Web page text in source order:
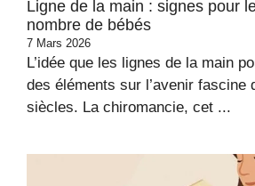
Ligne de la main : signes pour
nombre de bébés
7 Mars 2026
L’idée que les lignes de la main
des éléments sur l’avenir fascine
siècles. La chiromancie, cet ...